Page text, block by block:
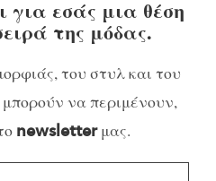
για εσάς μια θέση
της μόδας.
του στυλ και του
να περιμένουν,
newsletterμας.